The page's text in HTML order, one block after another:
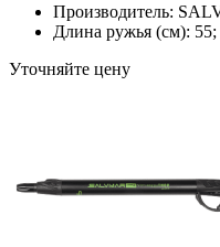
Производитель:
Длина ружья (см): 55;
Уточняйте цену